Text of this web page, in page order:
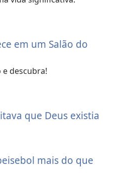
em um Salão do
e descubra!
que Deus existia
mais do que